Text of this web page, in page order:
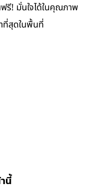
รี! มั่นใจได้ในคุณภาพ
ที่สุดในพื้นที่
นี้